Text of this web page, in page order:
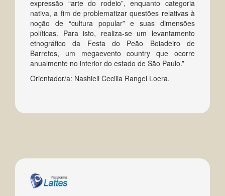
expressão “arte do rodeio”, enquanto categoria
nativa, a fim de problematizar questões relativas à
noção de “cultura popular” e suas dimensões
políticas. Para isto, realiza-se um levantamento
etnográfico da Festa do Peão Boiadeiro de
Barretos, um megaevento country que ocorre
anualmente no interior do estado de São Paulo.”
Orientador/a: Nashieli Cecilia Rangel Loera.